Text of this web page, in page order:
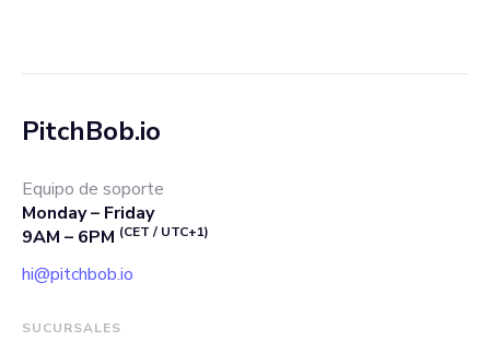
PitchBob.io
Equipo de soporte
Monday – Friday
9AM – 6PM (CET / UTC+1)
hi@pitchbob.io
SUCURSALES